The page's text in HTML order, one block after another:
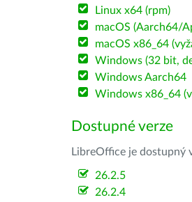
Linux x64 (rpm)
macOS (Aarch64/
macOS x86_64
Windows (32 bit,
Windows Aarch64
Windows x86_64
Dostupné verze
LibreOffice je dostupný
26.2.5
26.2.4